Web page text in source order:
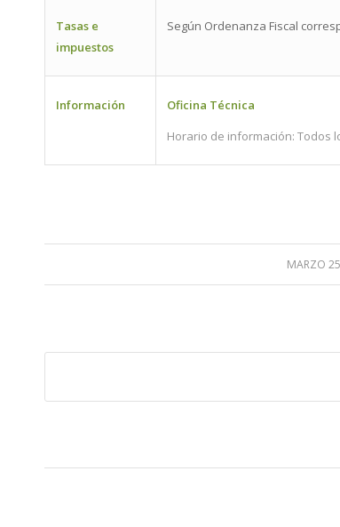
Tasas e
impuestos
Según Ordenanza Fiscal
Información
Oficina Técnica
Horario de información: Todos
MARZO
/